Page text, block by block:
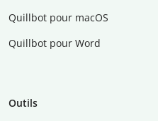
Quillbot pour macOS
Quillbot pour Word
Outils